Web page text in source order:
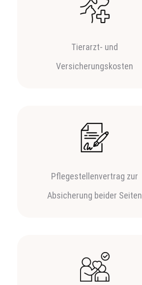
Tierarzt- und
Versicherungskosten
Pflegestellenvertrag zur
Absicherung beider Seiten